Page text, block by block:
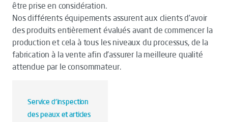
être prise en considération.
Nos différents équipements assurent aux clients d’avoir
des produits entièrement évalués avant de commencer la
production et cela à tous les niveaux du processus, de la
fabrication à la vente afin d’assurer la meilleure qualité
attendue par le consommateur.
Service d'inspection
des peaux et articles